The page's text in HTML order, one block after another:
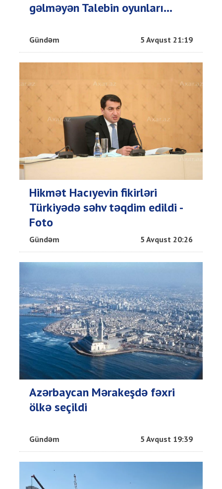
gəlməyən Talebin oyunları...
Gündəm 5 Avqust 21:19
Hikmət Hacıyevin fikirləri
Türkiyədə səhv təqdim edildi -
Foto
Gündəm 5 Avqust 20:26
Azərbaycan Mərakeşdə fəxri
ölkə seçildi
Gündəm 5 Avqust 19:39